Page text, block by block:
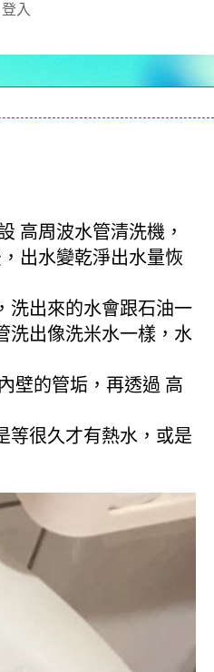
登入
高周波水管清洗機，
出水變乾淨出水量恢
洗出來的水會跟石油一
洗出像洗米水一樣，水
壁的管垢，再透過 高
等很久才有熱水，或是